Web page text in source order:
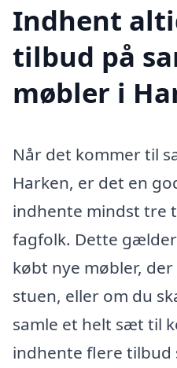
Indhent
tilbud på
møbler i
Når det kommer til
Harken, er det en
indhente mindst tre
fagfolk. Dette
købt nye møbler,
stuen, eller om du
samle et helt sæt til
indhente flere tilbud